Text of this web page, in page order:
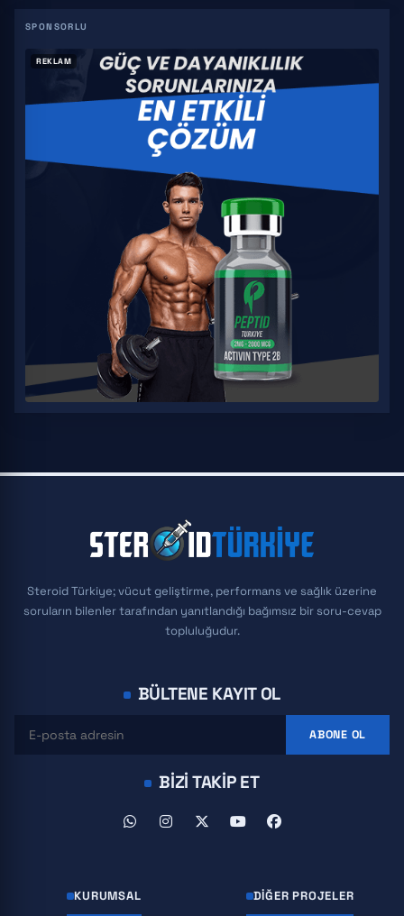
REKLAM
Steroid Türkiye; vücut geliştirme, performans ve sağlık üzerine
soruların bilenler tarafından yanıtlandığı bağımsız bir soru-cevap
topluluğudur.
BÜLTENE KAYIT OL
ABONE OL
BIZI TAKIP ET
KURUMSAL DIĞER PROJELER